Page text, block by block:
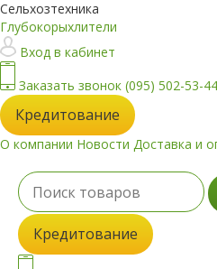
Сельхозтехника
Глубокорыхлители
Вход в кабинет
Заказать звонок (095) 502-53-44
Кредитование
О компании Новости Доставка и
Кредитование